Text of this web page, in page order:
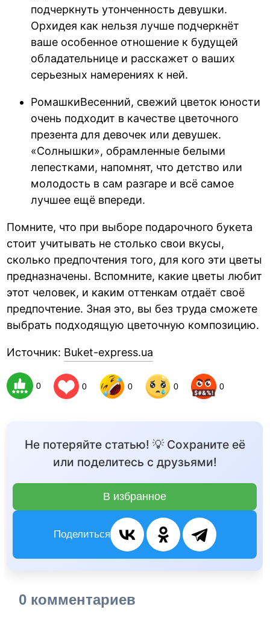
подчеркнуть утонченность девушки.
Орхидея как нельзя лучше подчеркнёт
ваше особенное отношение к будущей
обладательнице и расскажет о ваших
серьезных намерениях к ней.
РомашкиВесенний, свежий цветок юности
очень подходит в качестве цветочного
презента для девочек или девушек.
«Солнышки», обрамленные белыми
лепестками, напомнят, что детство или
молодость в сам разгаре и всё самое
лучшее ещё впереди.
Помните, что при выборе подарочного букета
стоит учитывать не столько свои вкусы,
сколько предпочтения того, для кого эти цветы
предназначены. Вспомните, какие цветы любит
этот человек, и каким оттенкам отдаёт своё
предпочтение. Зная это, вы без труда сможете
выбрать подходящую цветочную композицию.
Источник: Buket-express.ua
0 0 0 0 0
Не потеряйте статью! 💡 Сохраните её
или поделитесь с друзьями!
В избранное
Поделиться
0 комментариев